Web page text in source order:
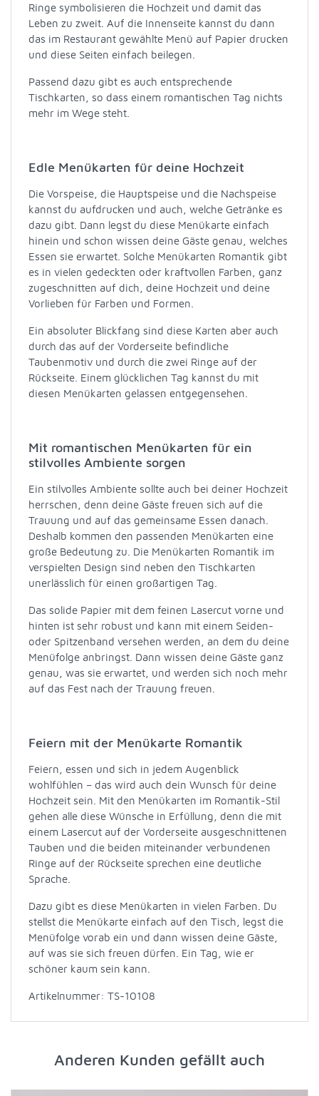
Ringe symbolisieren die Hochzeit und damit das
Leben zu zweit. Auf die Innenseite kannst du dann
das im Restaurant gewählte Menü auf Papier drucken
und diese Seiten einfach beilegen.
Passend dazu gibt es auch entsprechende
Tischkarten, so dass einem romantischen Tag nichts
mehr im Wege steht.
Edle Menükarten für deine Hochzeit
Die Vorspeise, die Hauptspeise und die Nachspeise
kannst du aufdrucken und auch, welche Getränke es
dazu gibt. Dann legst du diese Menükarte einfach
hinein und schon wissen deine Gäste genau, welches
Essen sie erwartet. Solche Menükarten Romantik gibt
es in vielen gedeckten oder kraftvollen Farben, ganz
zugeschnitten auf dich, deine Hochzeit und deine
Vorlieben für Farben und Formen.
Ein absoluter Blickfang sind diese Karten aber auch
durch das auf der Vorderseite befindliche
Taubenmotiv und durch die zwei Ringe auf der
Rückseite. Einem glücklichen Tag kannst du mit
diesen Menükarten gelassen entgegensehen.
Mit romantischen Menükarten für ein
stilvolles Ambiente sorgen
Ein stilvolles Ambiente sollte auch bei deiner Hochzeit
herrschen, denn deine Gäste freuen sich auf die
Trauung und auf das gemeinsame Essen danach.
Deshalb kommen den passenden Menükarten eine
große Bedeutung zu. Die Menükarten Romantik im
verspielten Design sind neben den Tischkarten
unerlässlich für einen großartigen Tag.
Das solide Papier mit dem feinen Lasercut vorne und
hinten ist sehr robust und kann mit einem Seiden-
oder Spitzenband versehen werden, an dem du deine
Menüfolge anbringst. Dann wissen deine Gäste ganz
genau, was sie erwartet, und werden sich noch mehr
auf das Fest nach der Trauung freuen.
Feiern mit der Menükarte Romantik
Feiern, essen und sich in jedem Augenblick
wohlfühlen – das wird auch dein Wunsch für deine
Hochzeit sein. Mit den Menükarten im Romantik-Stil
gehen alle diese Wünsche in Erfüllung, denn die mit
einem Lasercut auf der Vorderseite ausgeschnittenen
Tauben und die beiden miteinander verbundenen
Ringe auf der Rückseite sprechen eine deutliche
Sprache.
Dazu gibt es diese Menükarten in vielen Farben. Du
stellst die Menükarte einfach auf den Tisch, legst die
Menüfolge vorab ein und dann wissen deine Gäste,
auf was sie sich freuen dürfen. Ein Tag, wie er
schöner kaum sein kann.
Artikelnummer: TS-10108
Anderen Kunden gefällt auch